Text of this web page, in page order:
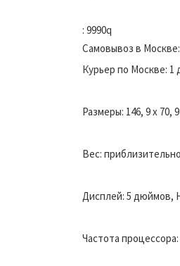
: 9990q
Самовывоз в
Курьер по Москве: 1
Размеры: 146, 9 x 70,
Вес:
Дисплей: 5 дюймов,
Частота